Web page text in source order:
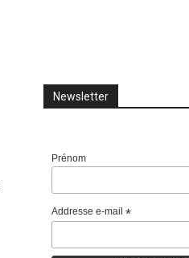
Newsletter
Prénom
Addresse e-mail *